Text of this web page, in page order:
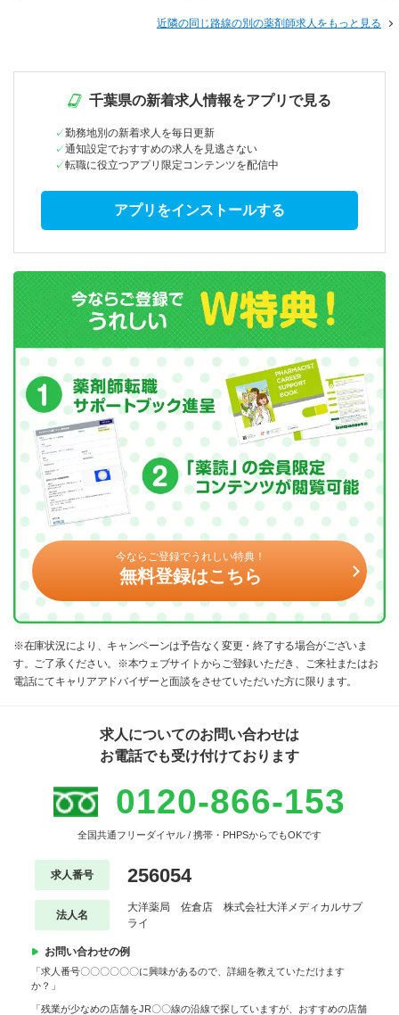
近隣の同じ路線の別の薬剤師求人をもっと見る
千葉県の新着求人情報をアプリで見る
勤務地別の新着求人を毎日更新
通知設定でおすすめの求人を見逃さない
転職に役立つアプリ限定コンテンツを配信中
アプリをインストールする
今ならご登録でうれしい特典！
無料登録はこちら
※在庫状況により、キャンペーンは予告なく変更・終了する場合がございま
す。ご了承ください。※本ウェブサイトからご登録いただき、ご来社またはお
電話にてキャリアアドバイザーと面談をさせていただいた方に限ります。
求人についてのお問い合わせは
お電話でも受け付けております
0120-866-153
全国共通フリーダイヤル / 携帯・PHPSからでもOKです
求人番号 256054
法人名
大洋薬局 佐倉店 株式会社大洋メディカルサプ
ライ
お問い合わせの例
「求人番号〇〇〇〇〇〇に興味があるので、詳細を教えていただけます
か？」
「残業が少なめの店舗をJR〇〇線の沿線で探していますが、おすすめの店舗